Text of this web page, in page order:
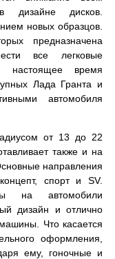
дизайне дисков.
новых образцов.
предназначена
все легковые
настоящее время
Лада Гранта и
автомобиля
от 13 до 22
также и на
направления
спорт и SV.
на автомобили
дизайн и отлично
Что касается
оформления,
ему, гоночные и